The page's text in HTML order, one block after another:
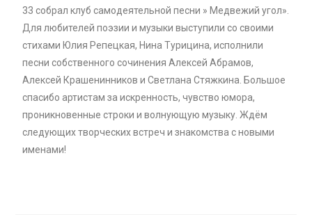
33 собрал клуб самодеятельной песни » Медвежий угол».
Для любителей поэзии и музыки выступили со своими
стихами Юлия Репецкая, Нина Турицина, исполнили
песни собственного сочинения Алексей Абрамов,
Алексей Крашенинников и Светлана Стяжкина. Большое
спасибо артистам за искренность, чувство юмора,
проникновенные строки и волнующую музыку. Ждём
следующих творческих встреч и знакомства с новыми
именами!